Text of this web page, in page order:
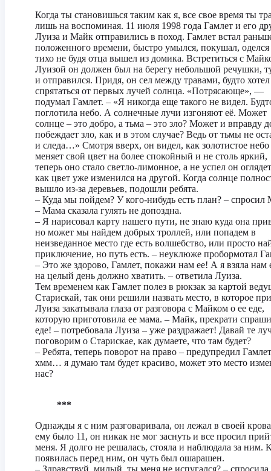
Когда ты становишься таким как я, все свое время ты
лишь на воспоминая. 11 июля 1998 года Гамлет и его
Луиза и Майк отправились в поход. Гамлет встал
положенного времени, быстро умылся, покушал,
тихо не будя отца вышел из домика. Встретиться с
Луизой он должен был на берегу небольшой речушки,
и отправился. Придя, он сел между травами, будто хотел
спрятаться от первых лучей солнца. «Потрясающе», —
подумал Гамлет. – «Я никогда еще такого не видел.
поглотила небо. А солнечные лучи изгоняют её. Может
солнце – это добро, а тьма – это зло? Может и вправду
побеждает зло, как и в этом случае? Ведь от тьмы не
и следа…» Смотря вверх, он видел, как золотистое небо
меняет свой цвет на более спокойный и не столь яркий,
теперь оно стало светло-лимонное, а не успел он
как цвет уже изменился на другой. Когда солнце
вышло из-за деревьев, подошли ребята.
– Куда мы пойдем? У кого-нибудь есть план? – спросил
– Мама сказала гулять не допоздна.
– Я нарисовал карту нашего пути, не знаю куда она
но может мы найдем добрых троллей, или попадем в
неизведанное место где есть волшебство, или просто
приключение, но путь есть. – неуклюже пробормотал
– Это же здорово, Гамлет, покажи нам ее! А я взяла нам
на целый день должно хватить. – ответила Луиза.
Тем временем как Гамлет полез в рюкзак за картой
Старискай, так они решили назвать место, в которое
Луиза закатывала глаза от разговора с Майком о ее еде,
которую приготовила ее мама. – Майк, прекрати
еде! – потребовала Луиза – уже раздражает! Давай те
поговорим о Старискае, как думаете, что там будет?
– Ребята, теперь поворот на право – предупредил
хмм… я думаю там будет красиво, может это место
нас?
***
Однажды я с ним разговаривала, он лежал в своей
ему было 11, он никак не мог заснуть и все просил
меня. Я долго не решалась, стояла и наблюдала за ним.
появилась перед ним, он чуть был ошарашен.
– Здравствуй, милый, ты меня не испугался? – спросила